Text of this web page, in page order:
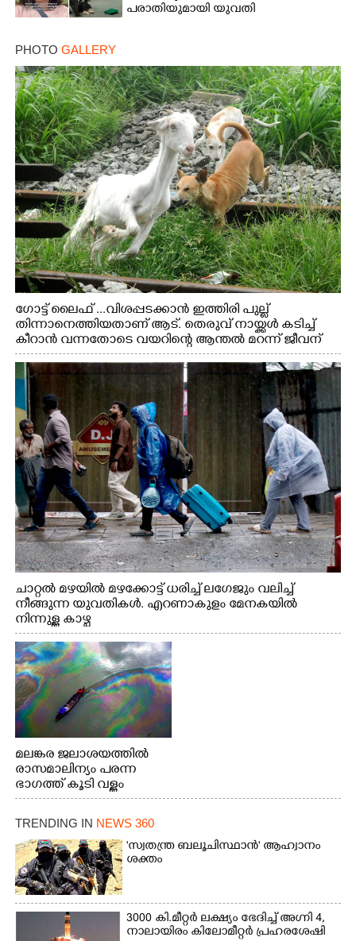
പരാതിയുമായി യുവതി
PHOTO GALLERY
ഗോട്ട് ലൈഫ് ...വിശപ്പടക്കാൻ ഇത്തിരി പുല്ല്
തിന്നാനെത്തിയതാണ് ആട്. തെരുവ് നായ്ക്കൾ കടിച്ച്
കീറാൻ വന്നതോടെ വയറിന്റെ ആന്തൽ മറന്ന് ജീവന്
വേണ്ടിയായി ഓട്ടം. എറണാകുളം വാത്തുരുത്തിയിൽ
നിന്നുള്ള കാഴ്ച
ചാറ്റൽ മഴയിൽ മഴക്കോട്ട് ധരിച്ച് ലഗേജും വലിച്ച്
നീങ്ങുന്ന യുവതികൾ. എറണാകുളം മേനകയിൽ
നിന്നുള്ള കാഴ്ച
മലങ്കര ജലാശയത്തിൽ
രാസമാലിന്യം പരന്ന
ഭാഗത്ത് കൂടി വള്ളം
തുഴഞ്ഞു പോകുന്ന
പ്രദേശവാസികൾ
TRENDING IN NEWS 360
'സ്വതന്ത്ര ബലൂചിസ്ഥാൻ' ആഹ്വാനം
ശക്തം
3000 കി.മീറ്റർ ലക്ഷ്യം ഭേദിച്ച് അഗ്നി 4,
നാലായിരം കിലോമീറ്റർ പ്രഹരശേഷി